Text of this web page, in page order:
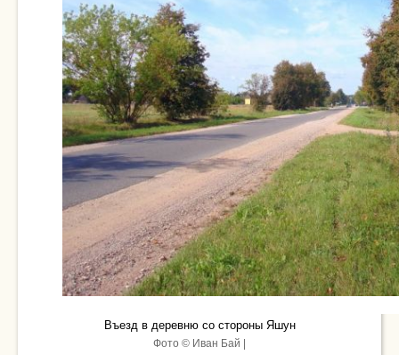
Въезд в деревню со стороны Яшун
Фото © Иван Бай |